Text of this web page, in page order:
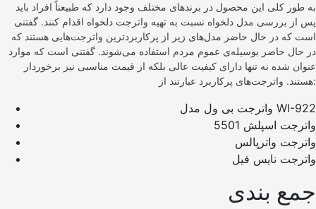
به طور کلی این محصول در برندهای مختلف وجود دارد که طبیعتاً افراد باید
پس از بررسی مدل دلخواه نسبت به تهیه واترجت دلخواه اقدام کنند. گفتنی
است که در حال حاضر مدل‌های زیر از پرکاربردترین واترجت‌هایی هستند که
در حال حاضر بوسیله‌ی عموم مردم استفاده می‌شوند. گفتنی است که موارد
عنوان شده نه تنها دارای کیفیت عالی بلکه از قیمت مناسبی نیز برخوردار
هستند. واترجت‌های پرکاربرد عبارتند از:
واترجت بی ول مدل WI-922
واترجت اسپلش 5501
واترجت واترپالس
واترجت نایس فیل
جمع بندی